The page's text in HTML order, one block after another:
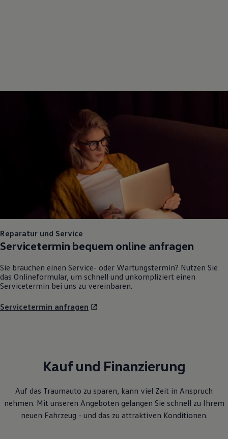
Reparatur und Service
Servicetermin bequem online anfragen
Sie brauchen einen Service- oder Wartungstermin? Nutzen Sie
das Onlineformular, um schnell und unkompliziert einen
Servicetermin bei uns zu vereinbaren.
Servicetermin anfragen
Kauf und Finanzierung
Auf das Traumauto zu sparen, kann viel Zeit in Anspruch
nehmen. Mit unseren Angeboten gelangen Sie schnell zu Ihrem
neuen Fahrzeug - und das zu attraktiven Konditionen.